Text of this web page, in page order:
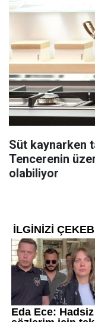
Süt kaynarken
Tencerenin
olabiliyor